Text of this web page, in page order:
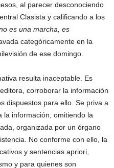
al parecer desconociendo
Clasista y calificando a los
es una marcha, es
categóricamente en la
de ese domingo.
resulta inaceptable. Es
corroborar la información
dispuestos para ello. Se priva a
la información, omitiendo la
organizada por un órgano
No conforme con ello, la
y sentencias apriori,
y para quienes son